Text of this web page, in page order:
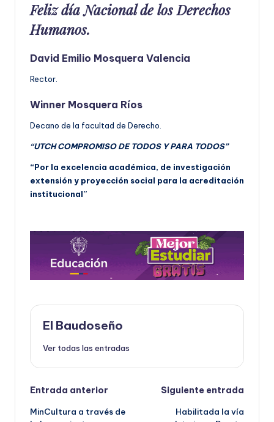
Feliz día Nacional de los Derechos
Humanos.
David Emilio Mosquera Valencia
Rector.
Winner Mosquera Ríos
Decano de la facultad de Derecho.
“UTCH COMPROMISO DE TODOS Y PARA TODOS”
“Por la excelencia académica, de investigación
extensión y proyección social para la acreditación
institucional”
El Baudoseño
Ver todas las entradas
Navegación
Entrada anterior
MinCultura a través de
Siguiente entrada
Habilitada la vía